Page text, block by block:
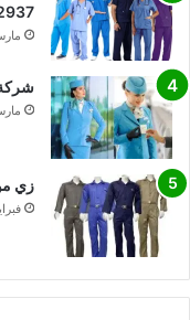
مارس 2,
شركة
مارس 18,
زي
فبراير 15,